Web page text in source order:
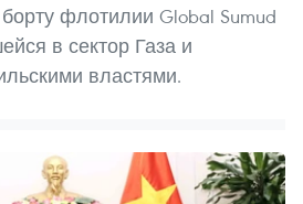
флотилии Global Sumud
в сектор Газа и
властями.